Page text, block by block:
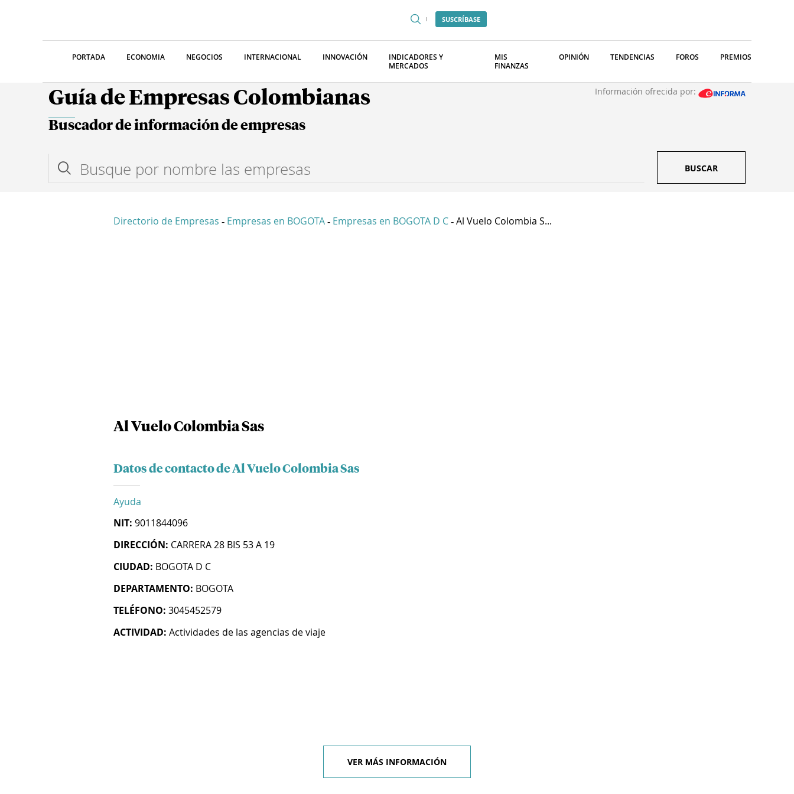
SUSCRÍBASE
PORTADA ECONOMIA NEGOCIOS INTERNACIONAL INNOVACIÓN
INDICADORES Y
MERCADOS
MIS
FINANZAS
OPINIÓN TENDENCIAS FOROS PREMIOS
Guía de Empresas Colombianas Información ofrecida por:
Buscador de información de empresas
BUSCAR
Directorio de Empresas - Empresas en BOGOTA - Empresas en BOGOTA D C - Al Vuelo Colombia S...
Al Vuelo Colombia Sas
Datos de contacto de Al Vuelo Colombia Sas
Ayuda
NIT: 9011844096
DIRECCIÓN: CARRERA 28 BIS 53 A 19
CIUDAD: BOGOTA D C
DEPARTAMENTO: BOGOTA
TELÉFONO: 3045452579
ACTIVIDAD: Actividades de las agencias de viaje
VER MÁS INFORMACIÓN